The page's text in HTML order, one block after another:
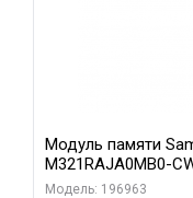
Модуль памяти
M321RAJA0MB0-
ECC
Модель: 196963